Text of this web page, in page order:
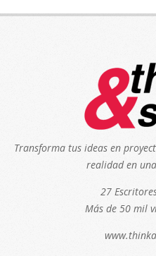
Transforma tus ideas en
realidad en
27
Más de 50 mil